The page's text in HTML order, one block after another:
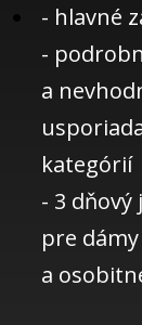
- hlavné
-
a
kategórií
- 3
pre dámy
a